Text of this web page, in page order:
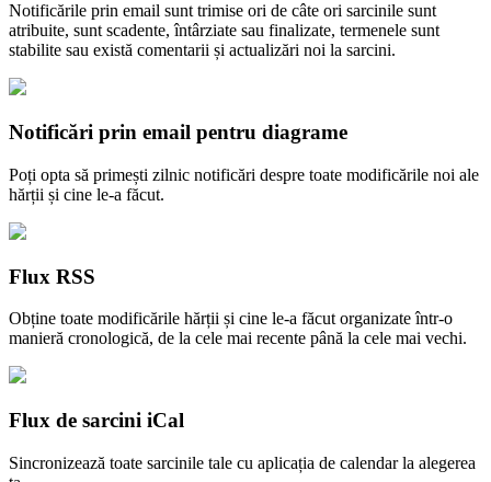
Notificările prin email sunt trimise ori de câte ori sarcinile sunt
atribuite, sunt scadente, întârziate sau finalizate, termenele sunt
stabilite sau există comentarii și actualizări noi la sarcini.
Notificări prin email pentru diagrame
Poți opta să primești zilnic notificări despre toate modificările noi ale
hărții și cine le-a făcut.
Flux RSS
Obține toate modificările hărții și cine le-a făcut organizate într-o
manieră cronologică, de la cele mai recente până la cele mai vechi.
Flux de sarcini iCal
Sincronizează toate sarcinile tale cu aplicația de calendar la alegerea